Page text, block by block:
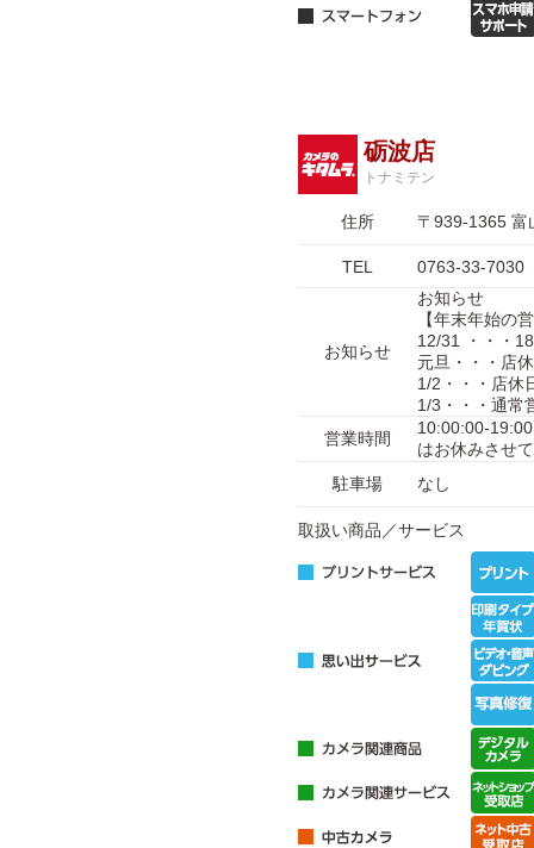
砺波店
トナミテン
住所 〒939-1365 富
TEL 0763-33-7030
お知らせ
お知らせ
【年末年始の
12/31 ・・・
元旦・・・店
1/2・・・店休
1/3・・・通常
営業時間
10:00:00-
はお休みさせ
駐車場
なし
取扱い商品／サービス